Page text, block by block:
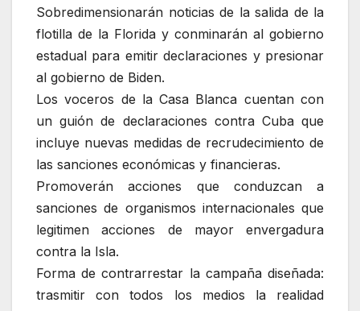
Sobredimensionarán noticias de la salida de la
flotilla de la Florida y conminarán al gobierno
estadual para emitir declaraciones y presionar
al gobierno de Biden.
Los voceros de la Casa Blanca cuentan con
un guión de declaraciones contra Cuba que
incluye nuevas medidas de recrudecimiento de
las sanciones económicas y financieras.
Promoverán acciones que conduzcan a
sanciones de organismos internacionales que
legitimen acciones de mayor envergadura
contra la Isla.
Forma de contrarrestar la campaña diseñada:
trasmitir con todos los medios la realidad